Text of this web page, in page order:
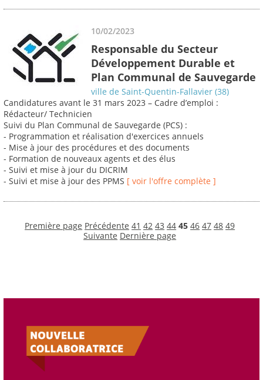
10/02/2023
Responsable du Secteur
Développement Durable et
Plan Communal de Sauvegarde
ville de Saint-Quentin-Fallavier (38)
Candidatures avant le 31 mars 2023 – Cadre d’emploi :
Rédacteur/ Technicien
Suivi du Plan Communal de Sauvegarde (PCS) :
- Programmation et réalisation d'exercices annuels
- Mise à jour des procédures et des documents
- Formation de nouveaux agents et des élus
- Suivi et mise à jour du DICRIM
- Suivi et mise à jour des PPMS [ voir l'offre complète ]
Première page Précédente 41 42 43 44 45 46 47 48 49
Suivante Dernière page